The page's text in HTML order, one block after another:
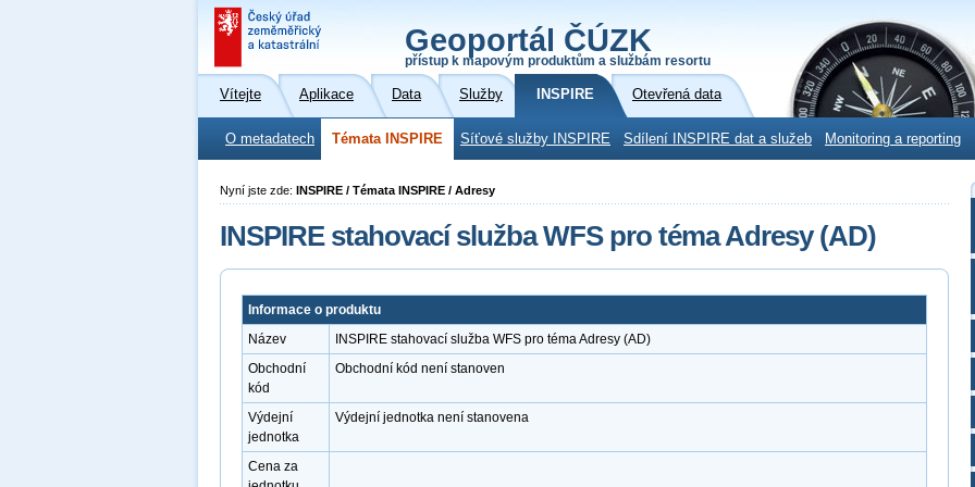
Geoportál ČÚZK
přístup k mapovým produktům a službám resortu
Vítejte Aplikace Data Služby INSPIRE Otevřená data
O metadatech Témata INSPIRE Síťové služby INSPIRE Sdílení INSPIRE dat a služeb Monitoring a reporting
Nyní jste zde: INSPIRE / Témata INSPIRE / Adresy
INSPIRE stahovací služba WFS pro téma Adresy (AD)
Informace o produktu
Název
INSPIRE stahovací služba WFS pro téma Adresy (AD)
Obchodní
kód
Obchodní kód není stanoven
Výdejní
jednotka
Výdejní jednotka není stanovena
Cena za